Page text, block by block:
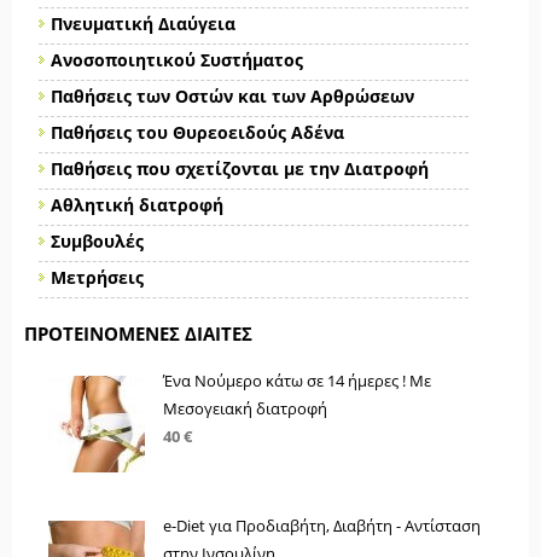
Πνευματική Διαύγεια
Ανοσοποιητικού Συστήματος
Παθήσεις των Οστών και των Αρθρώσεων
Παθήσεις του Θυρεοειδούς Αδένα
Παθήσεις που σχετίζονται με την Διατροφή
Αθλητική διατροφή
Συμβουλές
Μετρήσεις
ΠΡΟΤΕΙΝΌΜΕΝΕΣ ΔΊΑΙΤΕΣ
Ένα Νούμερο κάτω σε 14 ήμερες ! Με
Μεσογειακή διατροφή
40 €
e-Diet για Προδιαβήτη, Διαβήτη - Αντίσταση